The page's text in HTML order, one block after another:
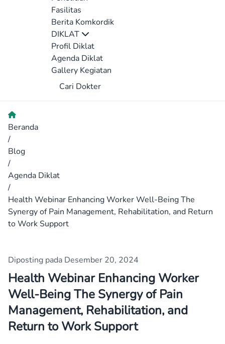
Fasilitas
Berita Komkordik
DIKLAT
Profil Diklat
Agenda Diklat
Gallery Kegiatan
Cari Dokter
Beranda
/
Blog
/
Agenda Diklat
/
Health Webinar Enhancing Worker Well-Being The
Synergy of Pain Management, Rehabilitation, and Return
to Work Support
Diposting pada Desember 20, 2024
Health Webinar Enhancing Worker
Well-Being The Synergy of Pain
Management, Rehabilitation, and
Return to Work Support